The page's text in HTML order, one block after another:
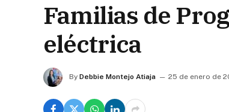
Familias de
eléctrica
By Debbie Montejo Atiaja 25 de enero de